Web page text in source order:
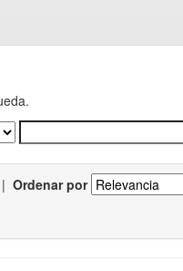
| Ordenar por